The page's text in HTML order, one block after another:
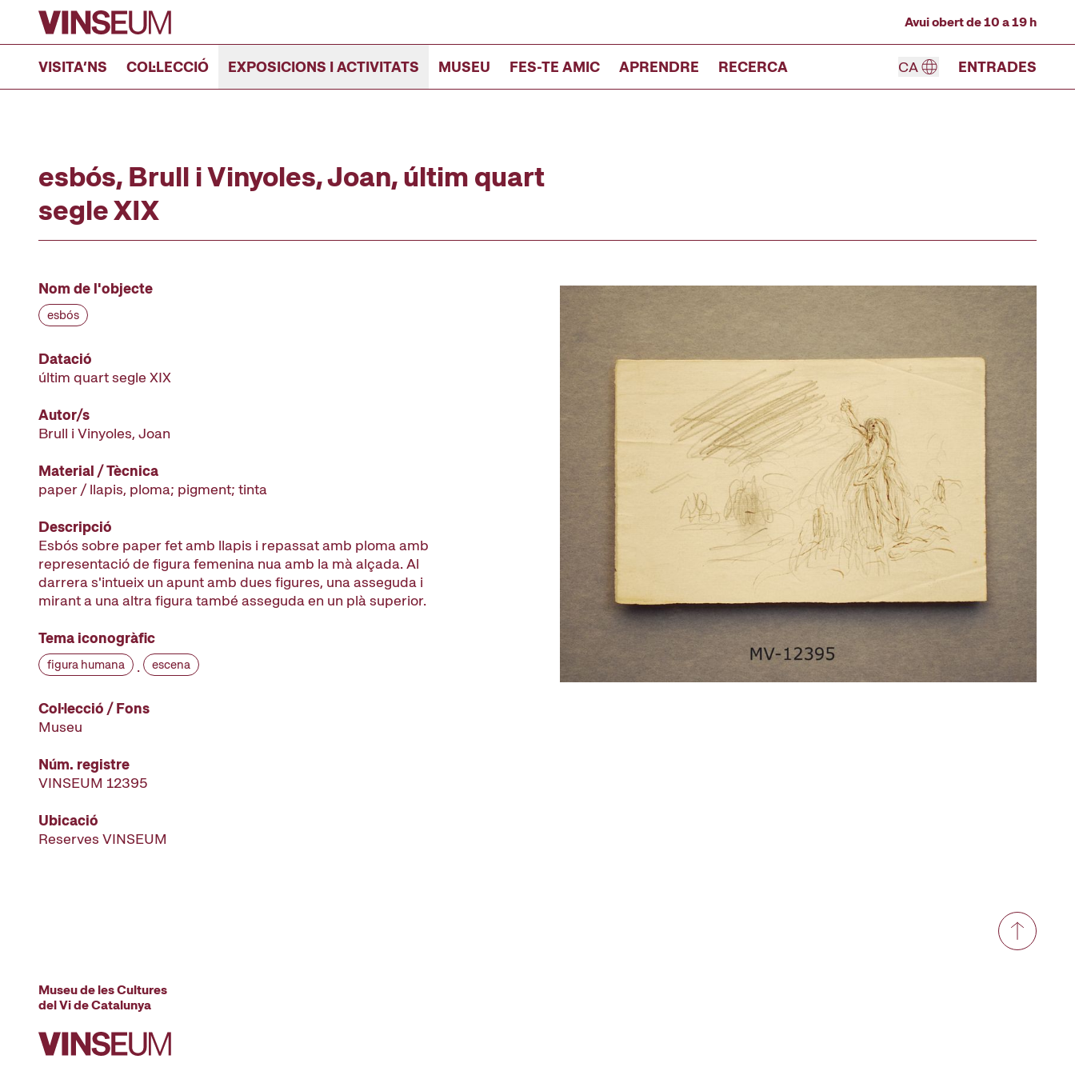
Anar al contingut
Avui obert de 10 a 19 h
VISITA’NS COL·LECCIÓ EXPOSICIONS I ACTIVITATS MUSEU FES-TE AMIC APRENDRE RECERCA CA ENTRADES
esbós, Brull i Vinyoles, Joan, últim quart
segle XIX
Nom de l'objecte
esbós
Datació
últim quart segle XIX
Autor/s
Brull i Vinyoles, Joan
Material / Tècnica
paper / llapis, ploma; pigment; tinta
Descripció
Esbós sobre paper fet amb llapis i repassat amb ploma amb
representació de figura femenina nua amb la mà alçada. Al
darrera s'intueix un apunt amb dues figures, una asseguda i
mirant a una altra figura també asseguda en un plà superior.
Tema iconogràfic
figura humana · escena
Col·lecció / Fons
Museu
Núm. registre
VINSEUM 12395
Ubicació
Reserves VINSEUM
Museu de les Cultures
del Vi de Catalunya